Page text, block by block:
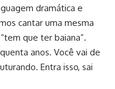
dramática e
cantar uma mesma
que ter baiana”.
anos. Você vai de
Entra isso, sai